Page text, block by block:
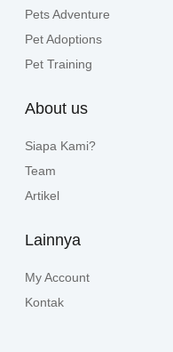
Pets Adventure
Pet Adoptions
Pet Training
About us
Siapa Kami?
Team
Artikel
Lainnya
My Account
Kontak